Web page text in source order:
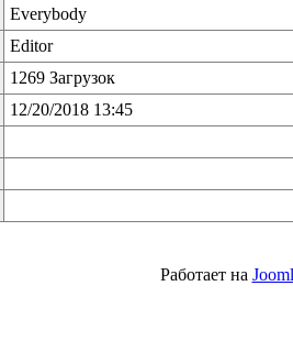
Everybody
Editor
1269 Загрузок
12/20/2018 13:45
Работает на